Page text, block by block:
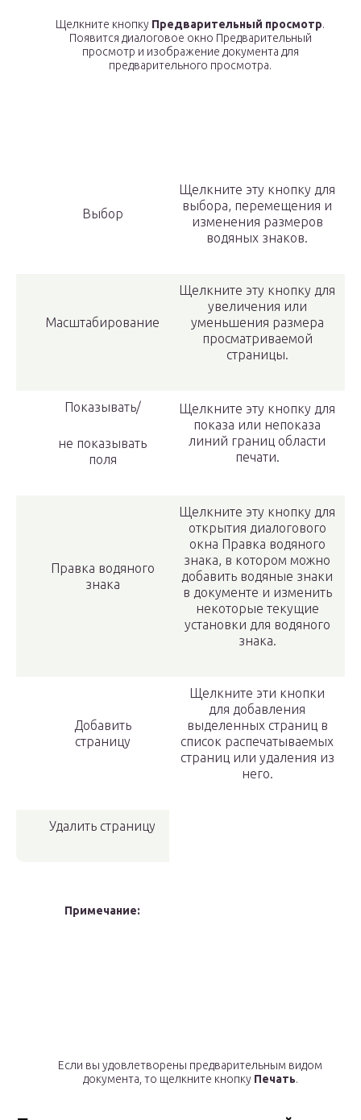
Щелкните кнопку Предварительный просмотр.
Появится диалоговое окно Предварительный
просмотр и изображение документа для
предварительного просмотра.
Выбор
Щелкните эту кнопку для
выбора, перемещения и
изменения размеров
водяных знаков.
Масштабирование
Щелкните эту кнопку для
увеличения или
уменьшения размера
просматриваемой
страницы.
Показывать/
не показывать
поля
Щелкните эту кнопку для
показа или непоказа
линий границ области
печати.
Правка водяного
знака
Щелкните эту кнопку для
открытия диалогового
окна Правка водяного
знака, в котором можно
добавить водяные знаки
в документе и изменить
некоторые текущие
установки для водяного
знака.
Добавить
страницу
Щелкните эти кнопки
для добавления
выделенных страниц в
список распечатываемых
страниц или удаления из
него.
Удалить страницу
Примечание:
Если вы удовлетворены предварительным видом
документа, то щелкните кнопку Печать.